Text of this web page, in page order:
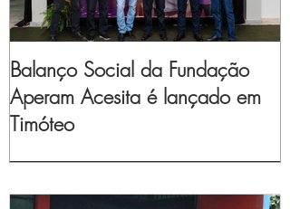
Balanço Social da Fundação
Aperam Acesita é lançado em
Timóteo